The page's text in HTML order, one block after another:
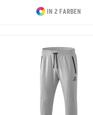
IN 2 FARBEN